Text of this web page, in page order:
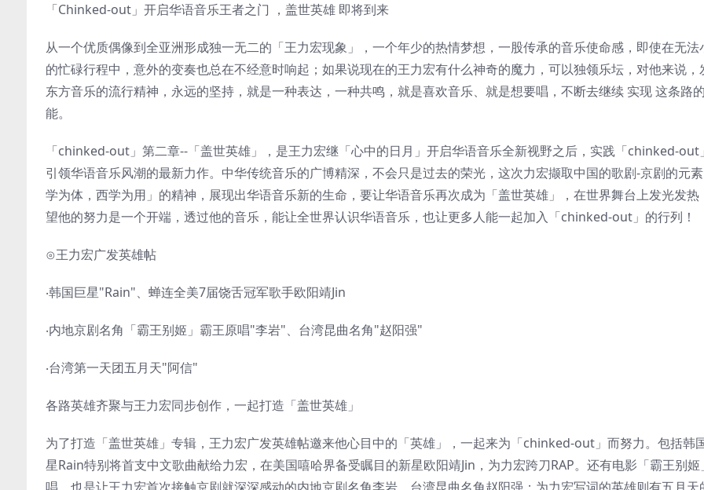
「Chinked-out」开启华语音乐王者之门 ，盖世英雄 即将到来
从一个优质偶像到全亚洲形成独一无二的「王力宏现象」，一个年少的热情梦想，一股传承的音乐使命感，即使在无法
的忙碌行程中，意外的变奏也总在不经意时响起；如果说现在的王力宏有什么神奇的魔力，可以独领乐坛，对他来说，
东方音乐的流行精神，永远的坚持，就是一种表达，一种共鸣，就是喜欢音乐、就是想要唱，不断去继续 实现 这条路
能。
「chinked-out」第二章--「盖世英雄」，是王力宏继「心中的日月」开启华语音乐全新视野之后，实践「chinked-out
引领华语音乐风潮的最新力作。中华传统音乐的广博精深，不会只是过去的荣光，这次力宏撷取中国的歌剧-京剧的元
学为体，西学为用」的精神，展现出华语音乐新的生命，要让华语音乐再次成为「盖世英雄」，在世界舞台上发光发热
望他的努力是一个开端，透过他的音乐，能让全世界认识华语音乐，也让更多人能一起加入「chinked-out」的行列！
⊙王力宏广发英雄帖
‧韩国巨星"Rain"、蝉连全美7届饶舌冠军歌手欧阳靖Jin
‧内地京剧名角「霸王别姬」霸王原唱"李岩"、台湾昆曲名角"赵阳强"
‧台湾第一天团五月天"阿信"
各路英雄齐聚与王力宏同步创作，一起打造「盖世英雄」
为了打造「盖世英雄」专辑，王力宏广发英雄帖邀来他心目中的「英雄」，一起来为「chinked-out」而努力。包括韩
星Rain特别将首支中文歌曲献给力宏，在美国嘻哈界备受瞩目的新星欧阳靖Jin，为力宏跨刀RAP。还有电影「霸王别